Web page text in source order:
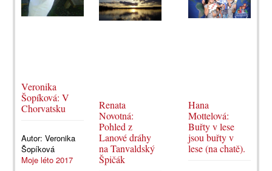
Veronika
Šopíková: V
Chorvatsku
Autor: Veronika
Šopíková
Moje léto 2017
Renata
Novotná:
Pohled z
Lanové dráhy
na Tanvaldský
Špičák
Hana
Mottelová:
Buřty v lese
jsou buřty v
lese (na chatě).